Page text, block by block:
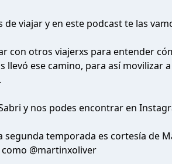
de viajar y en este podcast te las
con otros viajerxs para entender
llevó ese camino, para así movilizar
y nos podes encontrar en
segunda temporada es cortesía de
@martinxoliver